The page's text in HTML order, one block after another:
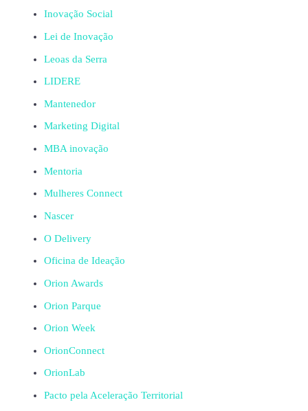
Inovação Social
Lei de Inovação
Leoas da Serra
LIDERE
Mantenedor
Marketing Digital
MBA inovação
Mentoria
Mulheres Connect
Nascer
O Delivery
Oficina de Ideação
Orion Awards
Orion Parque
Orion Week
OrionConnect
OrionLab
Pacto pela Aceleração Territorial